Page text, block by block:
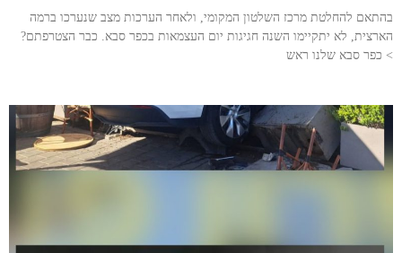
בהתאם להחלטת מרכז השלטון המקומי, ולאחר הערכות מצב שנערכו ברמה
הארצית, לא יתקיימו השנה חגיגות יום העצמאות בכפר סבא. כבר הצטרפתם?
> כפר סבא שלנו ראש